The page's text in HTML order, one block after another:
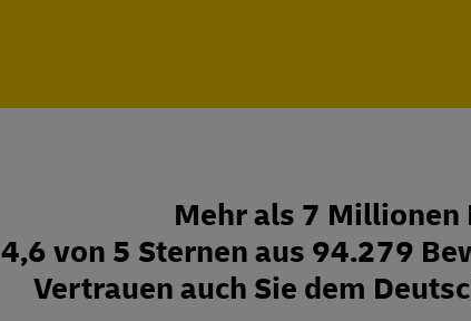
Mehr als 7 Millionen
4,6 von 5 Sternen aus 94.279
Vertrauen auch Sie dem